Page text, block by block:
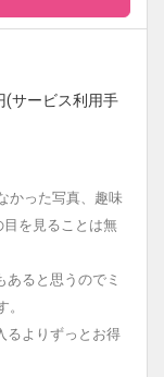
(サービス利用手
かった写真、趣味
目を見ることは無
ると思うのでミ
るよりずっとお得